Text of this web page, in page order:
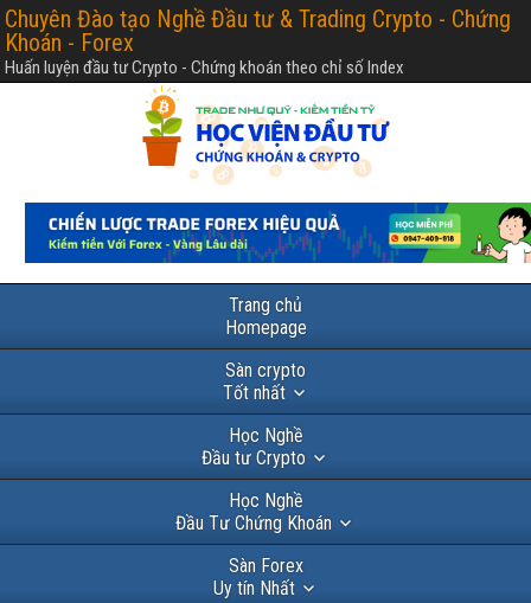
Chuyên Đào tạo Nghề Đầu tư & Trading Crypto - Chứng
Khoán - Forex
Huấn luyện đầu tư Crypto - Chứng khoán theo chỉ số Index
Trang chủ
Homepage
Sàn crypto
Tốt nhất
Học Nghề
Đầu tư Crypto
Học Nghề
Đầu Tư Chứng Khoán
Sàn Forex
Uy tín Nhất